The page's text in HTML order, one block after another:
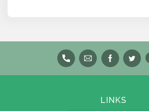
LINKS